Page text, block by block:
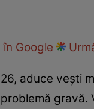
Google
aduce vești
gravă.